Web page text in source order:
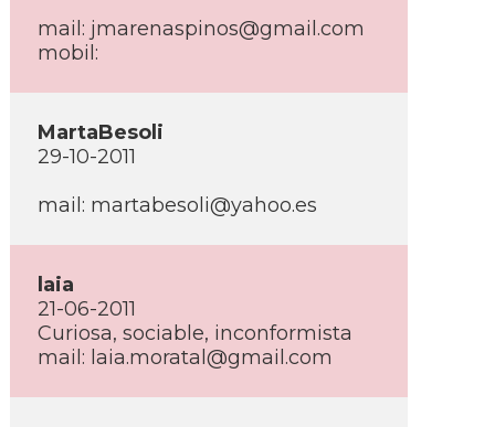
mail: jmarenaspinos@gmail.com
mobil:
MartaBesoli
29-10-2011
mail: martabesoli@yahoo.es
laia
21-06-2011
Curiosa, sociable, inconformista
mail: laia.moratal@gmail.com